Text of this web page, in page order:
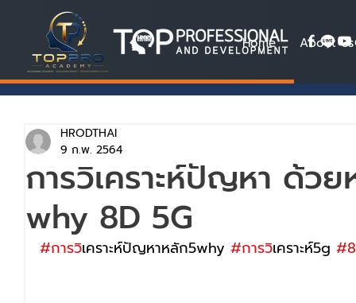
Home About Us
การวิเคราะห์ปัญหา ด้ว
why 8D 5G
HRODTHAI
9 ก.พ. 2564
#การวิเคราะห์ปัญหาหลัก5why #การวิเคราะห์5g